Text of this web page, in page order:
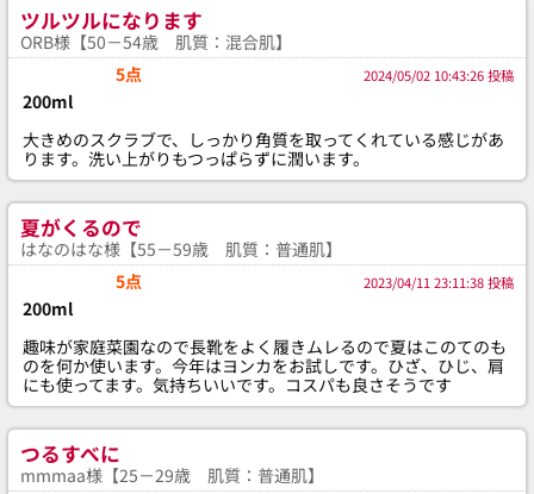
ツルツルになります
ORB様【50－54歳 肌質：混合肌】
5点
2024/05/02 10:43:26 投稿
200ml
大きめのスクラブで、しっかり角質を取ってくれている感じがあ
ります。洗い上がりもつっぱらずに潤います。
夏がくるので
はなのはな様【55－59歳 肌質：普通肌】
5点
2023/04/11 23:11:38 投稿
200ml
趣味が家庭菜園なので長靴をよく履きムレるので夏はこのてのも
のを何か使います。今年はヨンカをお試しです。ひざ、ひじ、肩
にも使ってます。気持ちいいです。コスパも良さそうです
つるすべに
mmmaa様【25－29歳 肌質：普通肌】